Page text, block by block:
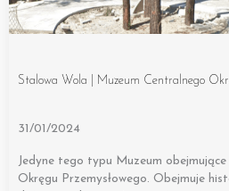
Stalowa Wola | Muzeum Centralnego
31/01/2024
Jedyne tego typu Muzeum
Okręgu Przemysłowego. Obejmuje